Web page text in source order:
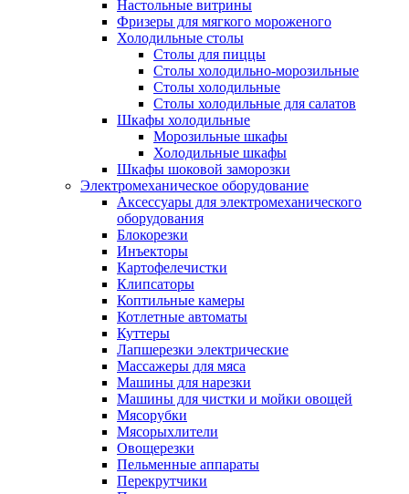
Настольные витрины
Фризеры для мягкого мороженого
Холодильные столы
Столы для пиццы
Столы холодильно-морозильные
Столы холодильные
Столы холодильные для салатов
Шкафы холодильные
Mорозильные шкафы
Холодильные шкафы
Шкафы шоковой заморозки
Электромеханическое оборудование
Аксессуары для электромеханического
оборудования
Блокорезки
Инъекторы
Картофелечистки
Клипсаторы
Коптильные камеры
Котлетные автоматы
Куттеры
Лапшерезки электрические
Массажеры для мяса
Машины для нарезки
Машины для чистки и мойки овощей
Мясорубки
Мясорыхлители
Овощерезки
Пельменные аппараты
Перекрутчики